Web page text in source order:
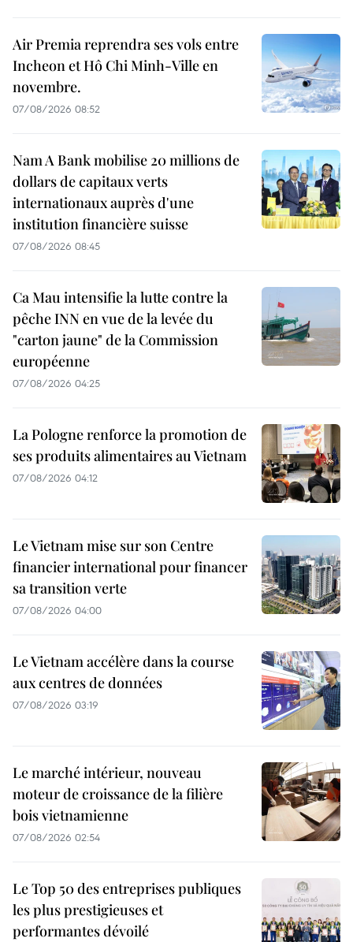
Air Premia reprendra ses vols entre
Incheon et Hô Chi Minh-Ville en
novembre.
07/08/2026 08:52
Nam A Bank mobilise 20 millions de
dollars de capitaux verts
internationaux auprès d'une
institution financière suisse
07/08/2026 08:45
Ca Mau intensifie la lutte contre la
pêche INN en vue de la levée du
"carton jaune" de la Commission
européenne
07/08/2026 04:25
La Pologne renforce la promotion de
ses produits alimentaires au Vietnam
07/08/2026 04:12
Le Vietnam mise sur son Centre
financier international pour financer
sa transition verte
07/08/2026 04:00
Le Vietnam accélère dans la course
aux centres de données
07/08/2026 03:19
Le marché intérieur, nouveau
moteur de croissance de la filière
bois vietnamienne
07/08/2026 02:54
Le Top 50 des entreprises publiques
les plus prestigieuses et
performantes dévoilé